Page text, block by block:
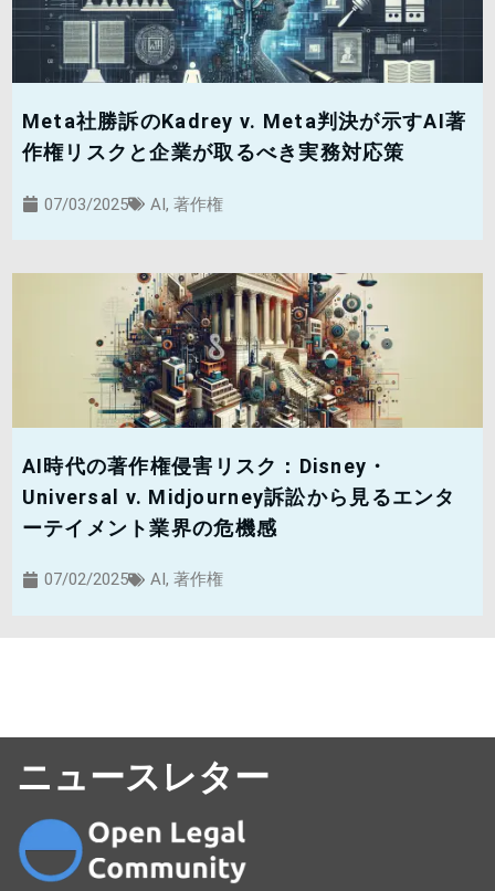
Meta社勝訴のKadrey v. Meta判決が示すAI著
作権リスクと企業が取るべき実務対応策
07/03/2025 AI, 著作権
AI時代の著作権侵害リスク：Disney・
Universal v. Midjourney訴訟から見るエンタ
ーテイメント業界の危機感
07/02/2025 AI , 著作権
ニュースレター